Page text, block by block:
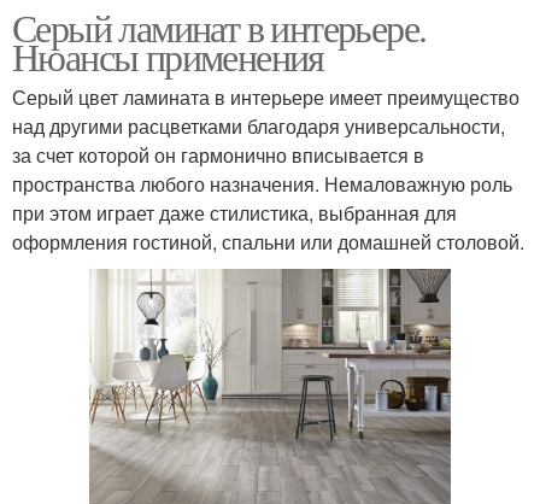
Серый ламинат в интерьере.
Нюансы применения
Серый цвет ламината в интерьере имеет преимущество
над другими расцветками благодаря универсальности,
за счет которой он гармонично вписывается в
пространства любого назначения. Немаловажную роль
при этом играет даже стилистика, выбранная для
оформления гостиной, спальни или домашней столовой.